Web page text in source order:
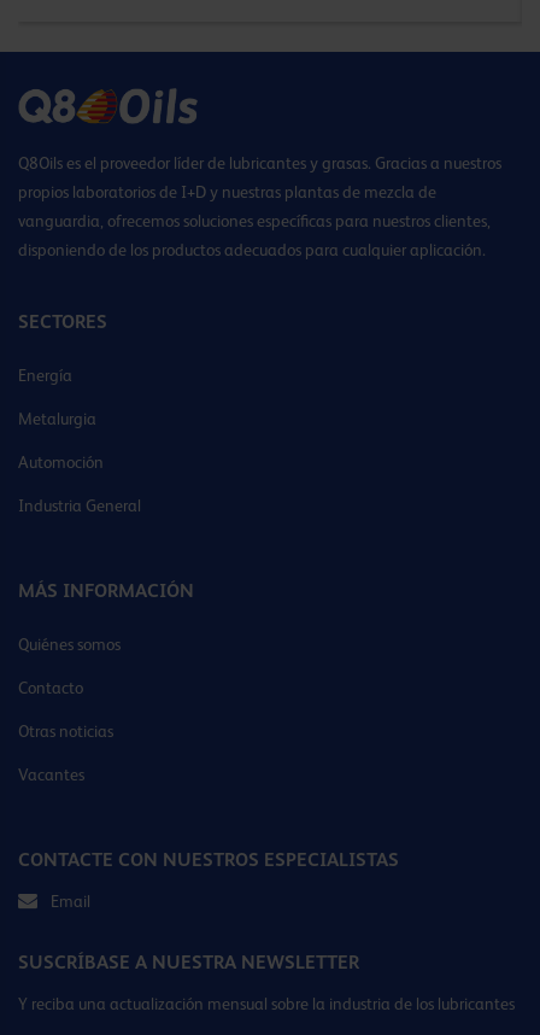
Q8Oils es el proveedor líder de lubricantes y grasas. Gracias a nuestros
propios laboratorios de I+D y nuestras plantas de mezcla de
vanguardia, ofrecemos soluciones específicas para nuestros clientes,
disponiendo de los productos adecuados para cualquier aplicación.
SECTORES
Energía
Metalurgia
Automoción
Industria General
MÁS INFORMACIÓN
Quiénes somos
Contacto
Otras noticias
Vacantes
CONTACTE CON NUESTROS ESPECIALISTAS
Email
SUSCRÍBASE A NUESTRA NEWSLETTER
Y reciba una actualización mensual sobre la industria de los lubricantes